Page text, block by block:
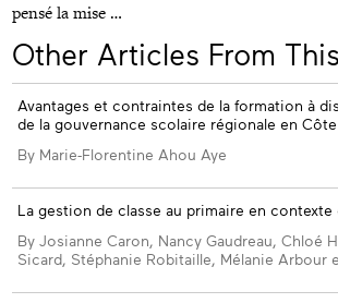
pensé la mise …
Other Articles From
Avantages et contraintes de la formation à
de la gouvernance scolaire régionale en Côte
By Marie-Florentine Ahou Aye
La gestion de classe au primaire en contexte
By Josianne Caron, Nancy Gaudreau, Chloé
Sicard, Stéphanie Robitaille, Mélanie Arbour